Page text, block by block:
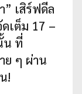
เสิร์ฟดีล
เต็ม 17 –
น ที่
ย ๆ ผ่าน
!